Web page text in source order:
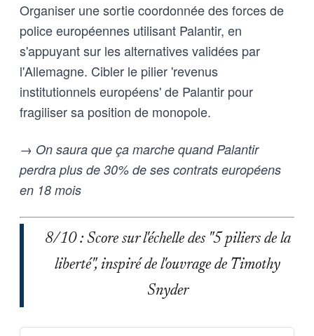
Organiser une sortie coordonnée des forces de
police européennes utilisant Palantir, en
s'appuyant sur les alternatives validées par
l'Allemagne. Cibler le pilier 'revenus
institutionnels européens' de Palantir pour
fragiliser sa position de monopole.
→ On saura que ça marche quand Palantir
perdra plus de 30% de ses contrats européens
en 18 mois
8/10 : Score sur l'échelle des "5 piliers de la
liberté", inspiré de l'ouvrage de Timothy
Snyder